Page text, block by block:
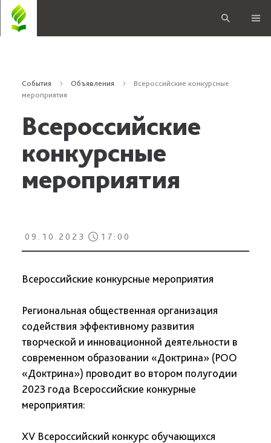
События Объявления
Всероссийские конкурcные
мероприятия
Всероссийские
конкурcные
мероприятия
09.10.2023 17:00
Всероссийские конкурcные мероприятия
Региональная общественная организация
содействия эффективному развития
творческой и инновационной деятельности в
современном образовании «Доктрина» (РОО
«Доктрина») проводит во втором полугодии
2023 года Всероссийские конкурные
мероприятия:
XV Всероссийский конкурс обучающихся